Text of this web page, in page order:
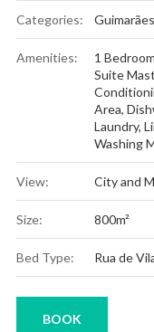
Categories: Guimarães
Amenities: 1
Suite
Area,
Laundry,
Washing
View: City and
Size: 800m²
Bed Type: Rua de
BOOK